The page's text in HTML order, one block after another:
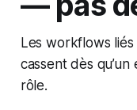
Les workflows
cassent dès
rôle.